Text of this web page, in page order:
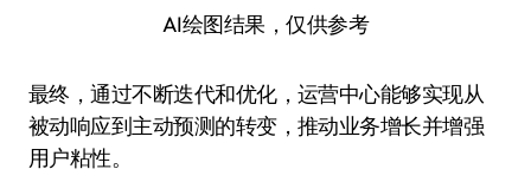
AI绘图结果，仅供参考
最终，通过不断迭代和优化，运营中心能够实现从
被动响应到主动预测的转变，推动业务增长并增强
用户粘性。